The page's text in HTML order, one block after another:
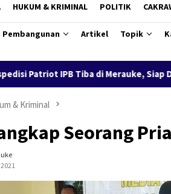
HUKUM & KRIMINAL POLITIK
Pembangunan Artikel Topik
Siap Dukung Pengembangan
& Kriminal
Seorang